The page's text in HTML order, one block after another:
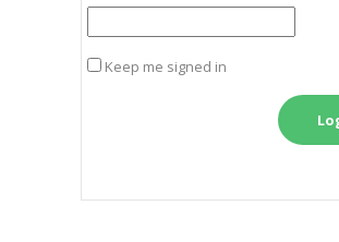
Keep me signed in